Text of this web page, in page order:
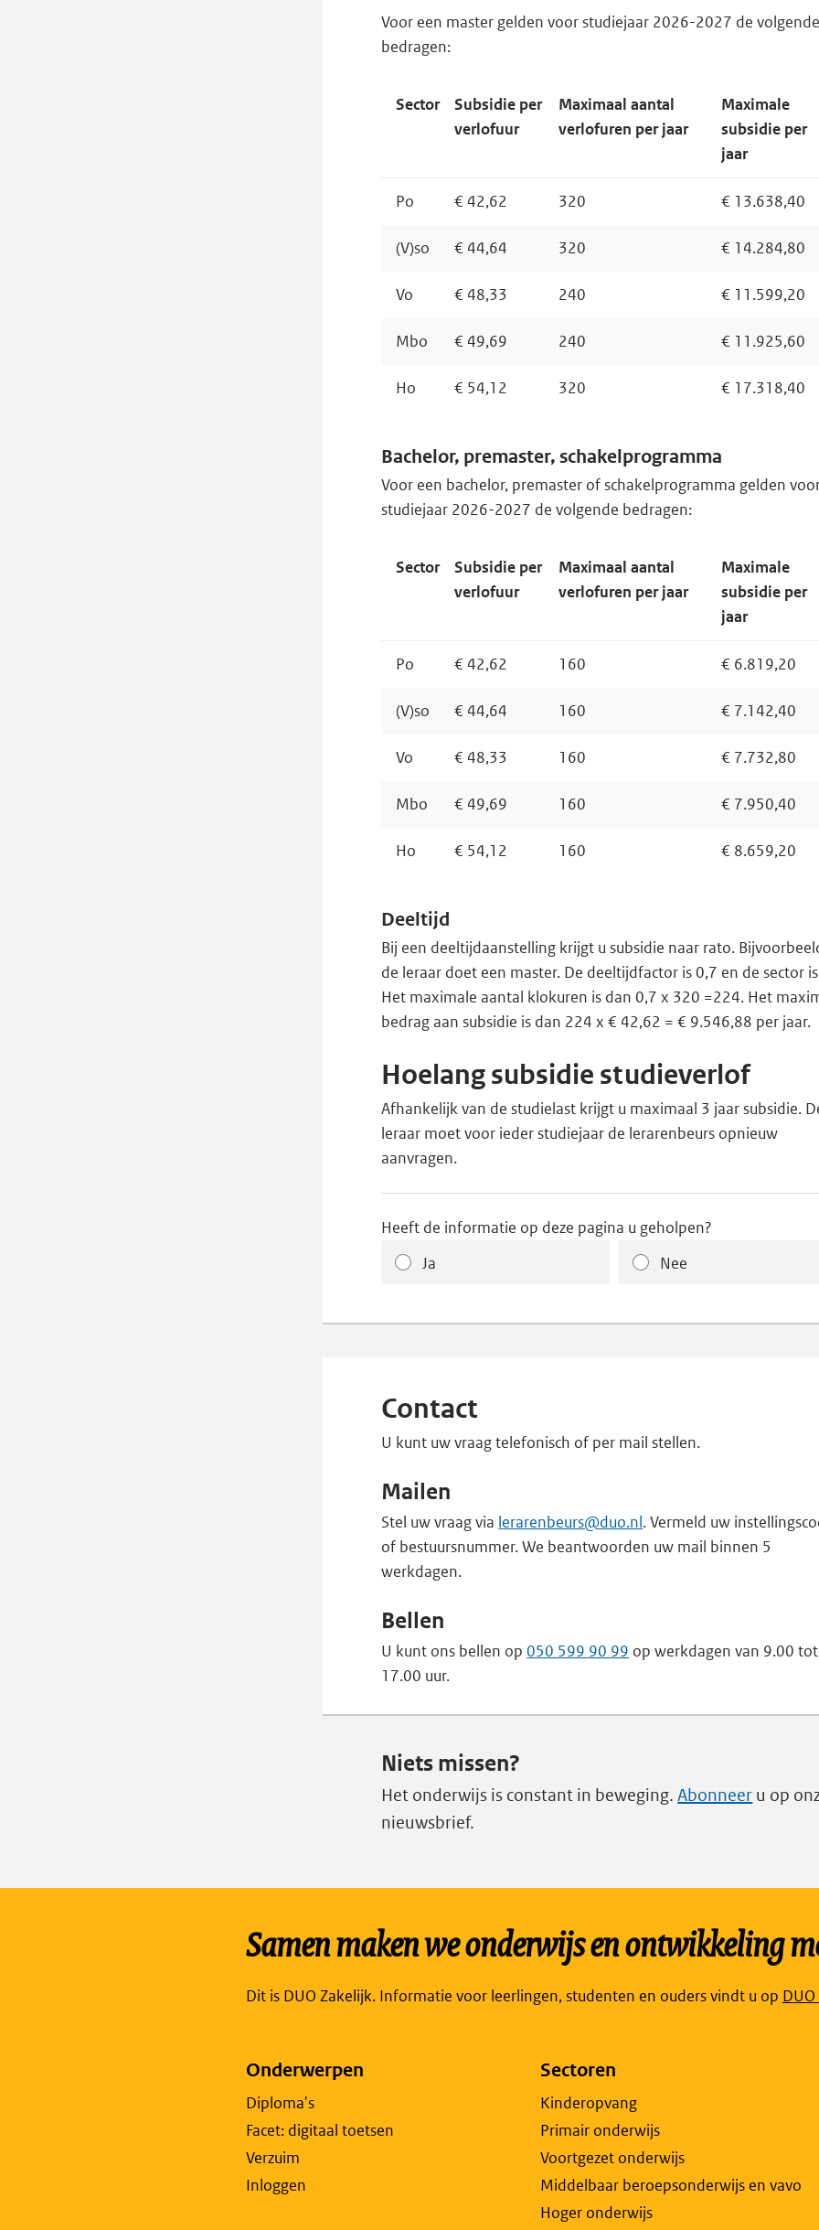
Voor een master gelden voor studiejaar 2026-2027 de
bedragen:
Sector
Subsidie per
verlofuur
Maximaal aantal
verlofuren per jaar
Maximale
subsidie per
jaar
Po € 42,62 320 € 13.638,40
(V)so € 44,64 320 € 14.284,80
Vo € 48,33 240 € 11.599,20
Mbo € 49,69 240 € 11.925,60
Ho € 54,12 320 € 17.318,40
Bachelor, premaster, schakelprogramma
Voor een bachelor, premaster of schakelprogramma gelden
studiejaar 2026-2027 de volgende bedragen:
Sector
Subsidie per
verlofuur
Maximaal aantal
verlofuren per jaar
Maximale
subsidie per
jaar
Po € 42,62 160 € 6.819,20
(V)so € 44,64 160 € 7.142,40
Vo € 48,33 160 € 7.732,80
Mbo € 49,69 160 € 7.950,40
Ho € 54,12 160 € 8.659,20
Deeltijd
Bij een deeltijdaanstelling krijgt u subsidie naar rato.
de leraar doet een master. De deeltijdfactor is 0,7 en de sector
Het maximale aantal klokuren is dan 0,7 x 320 =224. Het
bedrag aan subsidie is dan 224 x € 42,62 = € 9.546,88 per jaar.
Hoelang subsidie studieverlof
Afhankelijk van de studielast krijgt u maximaal 3 jaar subsidie.
leraar moet voor ieder studiejaar de lerarenbeurs opnieuw
aanvragen.
Heeft de informatie op deze pagina u geholpen?
Ja
Nee
Contact
U kunt uw vraag telefonisch of per mail stellen.
Mailen
Stel uw vraag via lerarenbeurs@duo.nl. Vermeld uw
of bestuursnummer. We beantwoorden uw mail binnen 5
werkdagen.
Bellen
U kunt ons bellen op050 599 90 99 op werkdagen van 9.00 tot
17.00 uur.
Niets missen?
Het onderwijs is constant in beweging.Abonneer u op
nieuwsbrief.
Samen maken we onderwijs en ontwikkeling
Dit is DUO Zakelijk. Informatie voor leerlingen, studenten en ouders vindt u op Link
Onderwerpen
Diploma's
Facet: digitaal toetsen
Verzuim
Inloggen
Sectoren
Kinderopvang
Primair onderwijs
Voortgezet onderwijs
Middelbaar beroepsonderwijs en vavo
Hoger onderwijs